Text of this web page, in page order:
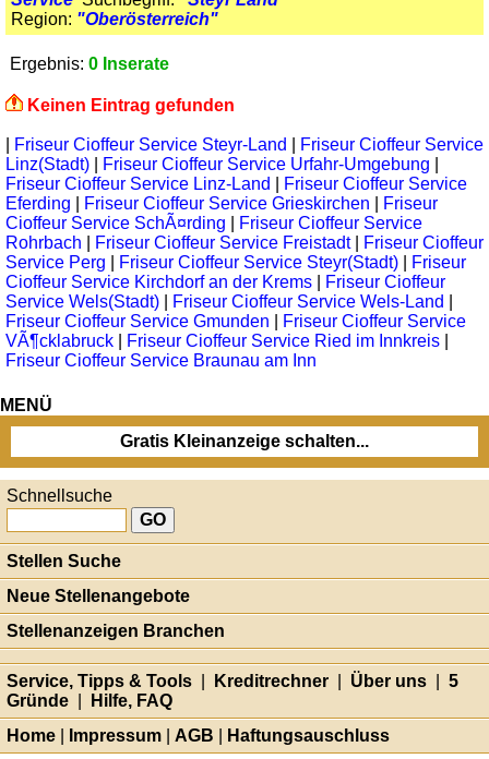
Region: "Oberösterreich"
Ergebnis: 0 Inserate
Keinen Eintrag gefunden
Friseur Cioffeur Service Steyr-Land
Friseur Cioffeur Service
Linz(Stadt)
Friseur Cioffeur Service Urfahr-Umgebung
Friseur Cioffeur Service Linz-Land
Friseur Cioffeur Service
Eferding
Friseur Cioffeur Service Grieskirchen
Friseur
Cioffeur Service SchÃ¤rding
Friseur Cioffeur Service
Rohrbach
Friseur Cioffeur Service Freistadt|
Friseur Cioffeur
Service Perg
Friseur Cioffeur Service Steyr(Stadt)
Friseur
Cioffeur Service Kirchdorf an der Krems
Friseur Cioffeur
Service Wels(Stadt)
Friseur Cioffeur Service Wels-Land
Friseur Cioffeur Service Gmunden
Friseur Cioffeur Service
VÃ¶cklabruck
Friseur Cioffeur Service Ried im Innkreis
Friseur Cioffeur Service Braunau am Inn
MENÜ
Gratis Kleinanzeige schalten...
Schnellsuche
Stellen Suche
Neue Stellenangebote
Stellenanzeigen Branchen
Service, Tipps & Tools Kreditrechner Über uns
5
Gründe
Hilfe, FAQ
Home
Impressum AGB Haftungsauschluss